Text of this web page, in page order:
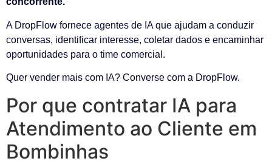
A DropFlow fornece agentes de IA que ajudam a conduzir
conversas, identificar interesse, coletar dados e encaminhar
oportunidades para o time comercial.
Quer vender mais com IA? Converse com a DropFlow.
Por que contratar IA para
Atendimento ao Cliente em
Bombinhas